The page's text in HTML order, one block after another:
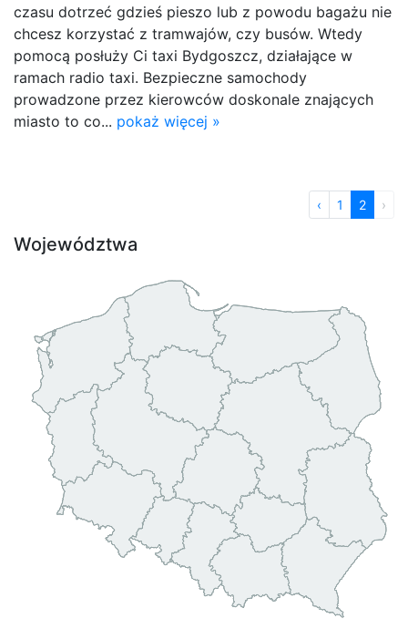
czasu dotrzeć gdzieś pieszo lub z powodu bagażu nie
chcesz korzystać z tramwajów, czy busów. Wtedy
pomocą posłuży Ci taxi Bydgoszcz, działające w
ramach radio taxi. Bezpieczne samochody
prowadzone przez kierowców doskonale znających
miasto to co... pokaż więcej »
‹ 1 2 ›
Województwa